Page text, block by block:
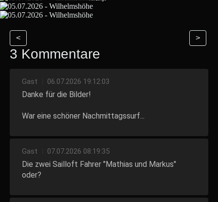
< >
3 Kommentare
Gast 06.07.2026 19:12:03
Danke für die Bilder!
War eine schöner Nachmittagssurf...
Gast 07.07.2026 08:19:35
Die zwei Sailloft Fahrer "Mathias und Markus"
oder?